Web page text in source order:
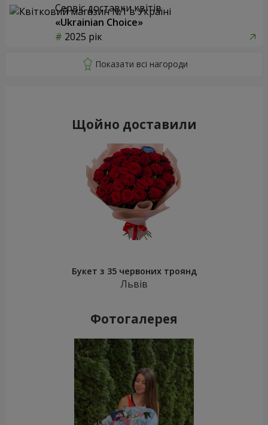
Сервіс доставки квітів
«Ukrainian Choice»
2025 рік
Щойно доставили
Букет з 35 червоних троянд
Львів
Фотогалерея